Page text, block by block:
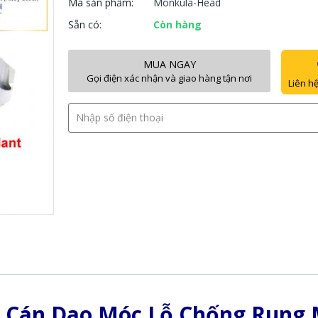
Sẵn có:
Còn hàng
MUA NGAY
Gọi điện xác nhận và giao hàng tận nơi Liên